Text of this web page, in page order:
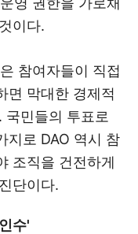
이다.
참여자들이 직접
면 막대한 경제적
민들의 투표로
지로 DAO 역시 참
조직을 건전하게
단이다.
수'